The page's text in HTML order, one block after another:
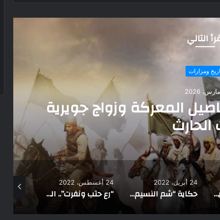
التالي
تاريخ ومزارات
31 يناير، 2024
“أم سيتى”.. حارسة المعبد
الفرعون
حكاية “شم النسيم”.. وكيفية تحديد يوم الاحتفال به وسبب ارتباطه بعيد القيامة المسيحي
24 أغسطس، 2022
“رع حتب ونفرت”.. التمثالان الأكثر شهرة في المتحف المصري
14 مايو، 2023
حدث في مثل هذا اليوم.. تحويل مجرى نهر النيل ورحيل أنور وجدي